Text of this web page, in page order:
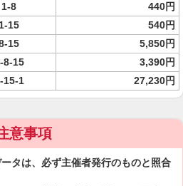
1-8
440円
1-15
540円
15
5,850円
8-15
3,390円
15-1 27,230円
意事項
タは、必ず主催者発行のものと照合